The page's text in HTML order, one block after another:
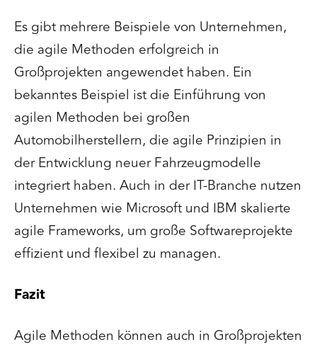
Es gibt mehrere Beispiele von Unternehmen,
die agile Methoden erfolgreich in
Großprojekten angewendet haben. Ein
bekanntes Beispiel ist die Einführung von
agilen Methoden bei großen
Automobilherstellern, die agile Prinzipien in
der Entwicklung neuer Fahrzeugmodelle
integriert haben. Auch in der IT-Branche nutzen
Unternehmen wie Microsoft und IBM skalierte
agile Frameworks, um große Softwareprojekte
effizient und flexibel zu managen.
Fazit
Agile Methoden können auch in Großprojekten